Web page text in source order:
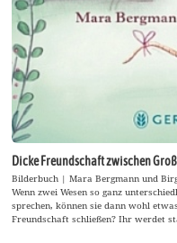
Dicke Freundschaft zwischen
Bilderbuch | Mara Bergmann und
Wenn zwei Wesen so ganz
sprechen, können sie dann wohl
Freundschaft schließen? Ihr werdet